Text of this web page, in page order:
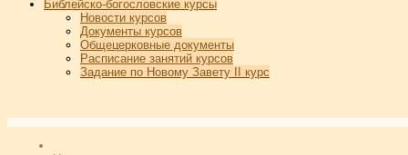
Библейско-богословские курсы
Новости курсов
Документы курсов
Общецерковные документы
Расписание занятий курсов
Задание по Новому Завету II курс